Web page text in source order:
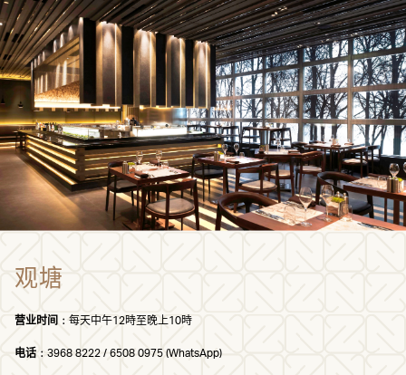
观塘
营业时间﹕ 每天中午12時至晚上10時
电话﹕ 3968 8222 / 6508 0975 (WhatsApp)